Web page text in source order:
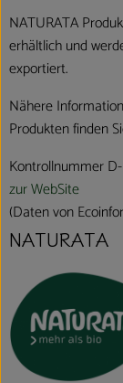
NATURATA
erhältlich und
exportiert.
Nähere
Produkten finden
Kontrollnummer
zur WebSite
(Daten von
NATURATA